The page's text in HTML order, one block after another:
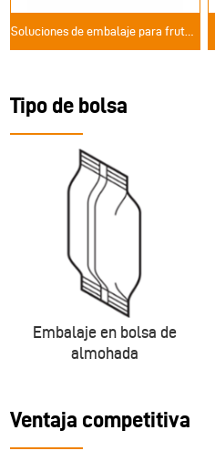
Tipo de bolsa
Embalaje en bolsa de
almohada
Ventaja competitiva